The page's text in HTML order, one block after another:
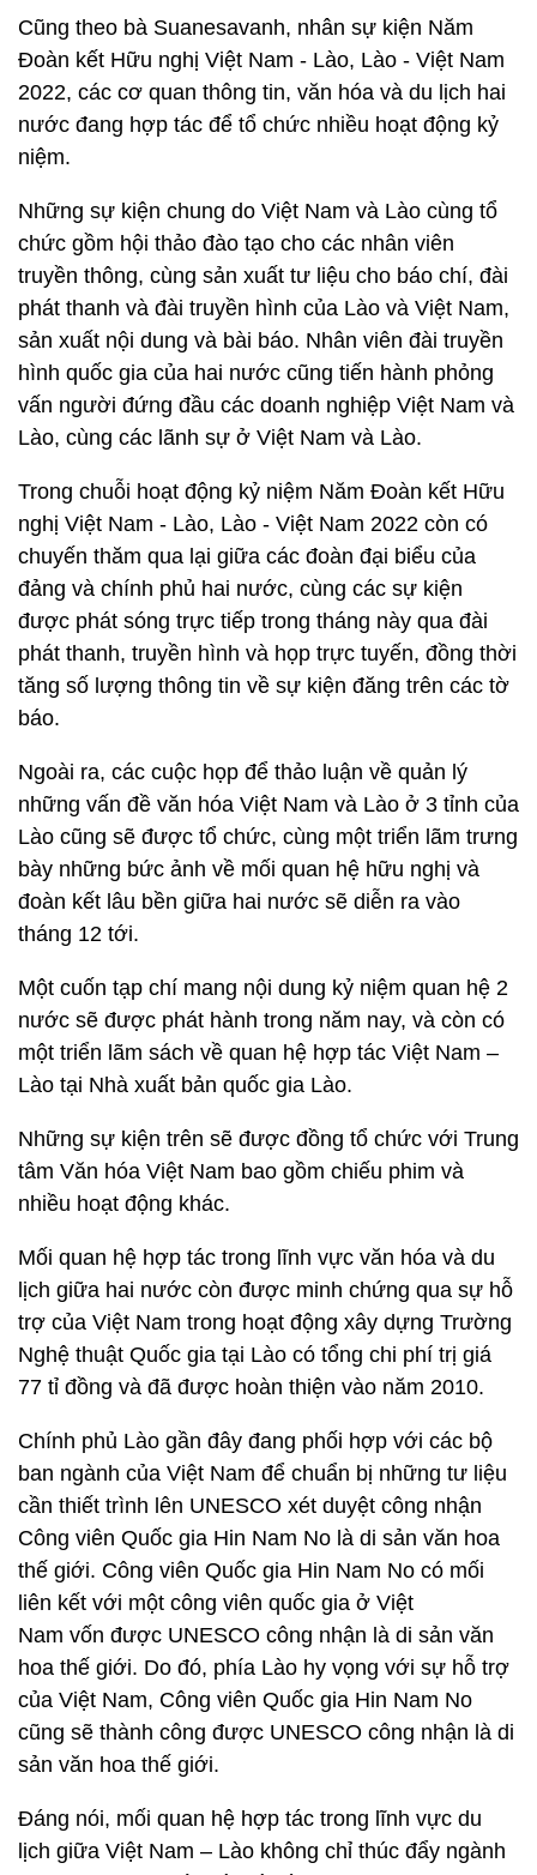
Cũng theo bà Suanesavanh, nhân sự kiện Năm
Đoàn kết Hữu nghị Việt Nam - Lào, Lào - Việt Nam
2022, các cơ quan thông tin, văn hóa và du lịch hai
nước đang hợp tác để tổ chức nhiều hoạt động kỷ
niệm.
Những sự kiện chung do Việt Nam và Lào cùng tổ
chức gồm hội thảo đào tạo cho các nhân viên
truyền thông, cùng sản xuất tư liệu cho báo chí, đài
phát thanh và đài truyền hình của Lào và Việt Nam,
sản xuất nội dung và bài báo. Nhân viên đài truyền
hình quốc gia của hai nước cũng tiến hành phỏng
vấn người đứng đầu các doanh nghiệp Việt Nam và
Lào, cùng các lãnh sự ở Việt Nam và Lào.
Trong chuỗi hoạt động kỷ niệm Năm Đoàn kết Hữu
nghị Việt Nam - Lào, Lào - Việt Nam 2022 còn có
chuyến thăm qua lại giữa các đoàn đại biểu của
đảng và chính phủ hai nước, cùng các sự kiện
được phát sóng trực tiếp trong tháng này qua đài
phát thanh, truyền hình và họp trực tuyến, đồng thời
tăng số lượng thông tin về sự kiện đăng trên các tờ
báo.
Ngoài ra, các cuộc họp để thảo luận về quản lý
những vấn đề văn hóa Việt Nam và Lào ở 3 tỉnh của
Lào cũng sẽ được tổ chức, cùng một triển lãm trưng
bày những bức ảnh về mối quan hệ hữu nghị và
đoàn kết lâu bền giữa hai nước sẽ diễn ra vào
tháng 12 tới.
Một cuốn tạp chí mang nội dung kỷ niệm quan hệ 2
nước sẽ được phát hành trong năm nay, và còn có
một triển lãm sách về quan hệ hợp tác Việt Nam –
Lào tại Nhà xuất bản quốc gia Lào.
Những sự kiện trên sẽ được đồng tổ chức với Trung
tâm Văn hóa Việt Nam bao gồm chiếu phim và
nhiều hoạt động khác.
Mối quan hệ hợp tác trong lĩnh vực văn hóa và du
lịch giữa hai nước còn được minh chứng qua sự hỗ
trợ của Việt Nam trong hoạt động xây dựng Trường
Nghệ thuật Quốc gia tại Lào có tổng chi phí trị giá
77 tỉ đồng và đã được hoàn thiện vào năm 2010.
Chính phủ Lào gần đây đang phối hợp với các bộ
ban ngành của Việt Nam để chuẩn bị những tư liệu
cần thiết trình lên UNESCO xét duyệt công nhận
Công viên Quốc gia Hin Nam No là di sản văn hoa
thế giới. Công viên Quốc gia Hin Nam No có mối
liên kết với một công viên quốc gia ở Việt
Nam vốn được UNESCO công nhận là di sản văn
hoa thế giới. Do đó, phía Lào hy vọng với sự hỗ trợ
của Việt Nam, Công viên Quốc gia Hin Nam No
cũng sẽ thành công được UNESCO công nhận là di
sản văn hoa thế giới.
Đáng nói, mối quan hệ hợp tác trong lĩnh vực du
lịch giữa Việt Nam – Lào không chỉ thúc đẩy ngành